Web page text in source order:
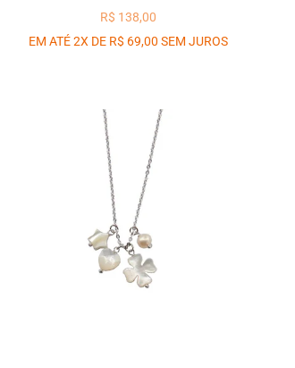
PREÇO PROMOCIONAL
R$ 138,00
EM ATÉ 2X DE R$ 69,00 SEM JUROS